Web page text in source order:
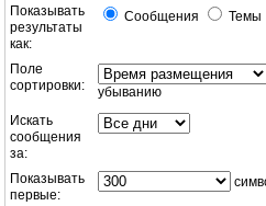
Показывать
результаты
как:
Сообщения Темы
Поле
сортировки:
убыванию
Искать
сообщения
за:
Показывать
первые: